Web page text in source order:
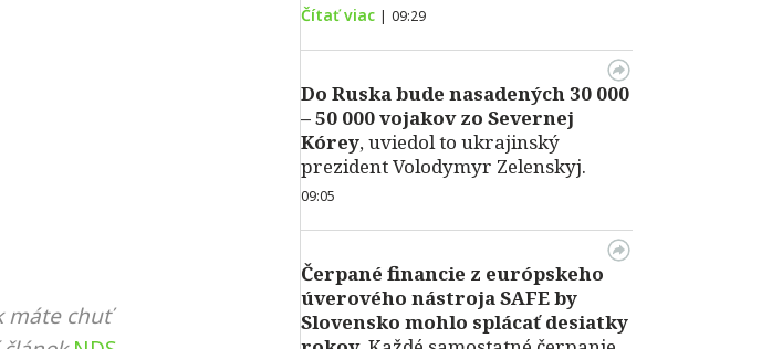
máte chuť
Čítať viac | 09:29
Do Ruska bude nasadených 30 000
– 50 000 vojakov zo Severnej
Kórey, uviedol to ukrajinský
prezident Volodymyr Zelenskyj.
09:05
Čerpané financie z európskeho
úverového nástroja SAFE by
Slovensko mohlo splácať desiatky